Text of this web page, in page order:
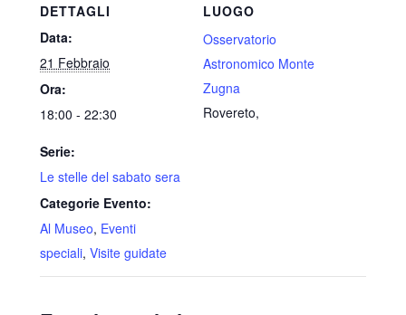
DETTAGLI
Data:
21 Febbraio
Ora:
18:00 - 22:30
Serie:
Le stelle del sabato sera
Categorie Evento:
Al Museo, Eventi
speciali, Visite guidate
LUOGO
Osservatorio
Astronomico Monte
Zugna
Rovereto,